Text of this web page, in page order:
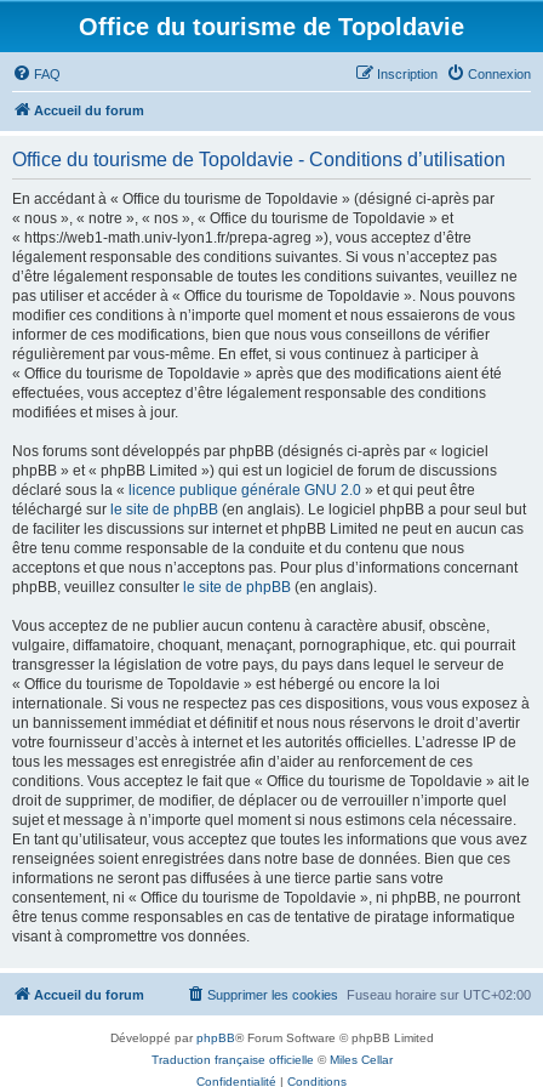
Office du tourisme de Topoldavie
FAQ Connexion
Inscription
Accueil du forum
Office du tourisme de Topoldavie - Conditions d’utilisation
En accédant à « Office du tourisme de Topoldavie » (désigné ci-après par
« nous », « notre », « nos », « Office du tourisme de Topoldavie » et
« https://web1-math.univ-lyon1.fr/prepa-agreg »), vous acceptez d’être
légalement responsable des conditions suivantes. Si vous n’acceptez pas
d’être légalement responsable de toutes les conditions suivantes, veuillez ne
pas utiliser et accéder à « Office du tourisme de Topoldavie ». Nous pouvons
modifier ces conditions à n’importe quel moment et nous essaierons de vous
informer de ces modifications, bien que nous vous conseillons de vérifier
régulièrement par vous-même. En effet, si vous continuez à participer à
« Office du tourisme de Topoldavie » après que des modifications aient été
effectuées, vous acceptez d’être légalement responsable des conditions
modifiées et mises à jour.
Nos forums sont développés par phpBB (désignés ci-après par « logiciel
phpBB » et « phpBB Limited ») qui est un logiciel de forum de discussions
déclaré sous la « licence publique générale GNU 2.0 » et qui peut être
téléchargé sur le site de phpBB (en anglais). Le logiciel phpBB a pour seul but
de faciliter les discussions sur internet et phpBB Limited ne peut en aucun cas
être tenu comme responsable de la conduite et du contenu que nous
acceptons et que nous n’acceptons pas. Pour plus d’informations concernant
phpBB, veuillez consulter le site de phpBB (en anglais).
Vous acceptez de ne publier aucun contenu à caractère abusif, obscène,
vulgaire, diffamatoire, choquant, menaçant, pornographique, etc. qui pourrait
transgresser la législation de votre pays, du pays dans lequel le serveur de
« Office du tourisme de Topoldavie » est hébergé ou encore la loi
internationale. Si vous ne respectez pas ces dispositions, vous vous exposez à
un bannissement immédiat et définitif et nous nous réservons le droit d’avertir
votre fournisseur d’accès à internet et les autorités officielles. L’adresse IP de
tous les messages est enregistrée afin d’aider au renforcement de ces
conditions. Vous acceptez le fait que « Office du tourisme de Topoldavie » ait le
droit de supprimer, de modifier, de déplacer ou de verrouiller n’importe quel
sujet et message à n’importe quel moment si nous estimons cela nécessaire.
En tant qu’utilisateur, vous acceptez que toutes les informations que vous avez
renseignées soient enregistrées dans notre base de données. Bien que ces
informations ne seront pas diffusées à une tierce partie sans votre
consentement, ni « Office du tourisme de Topoldavie », ni phpBB, ne pourront
être tenus comme responsables en cas de tentative de piratage informatique
visant à compromettre vos données.
Accueil du forum Fuseau horaire sur UTC+02:00
Supprimer les cookies
Développé parphpBB® Forum Software © phpBB Limited
Traduction française officielle ©Miles Cellar
Confidentialité | Conditions